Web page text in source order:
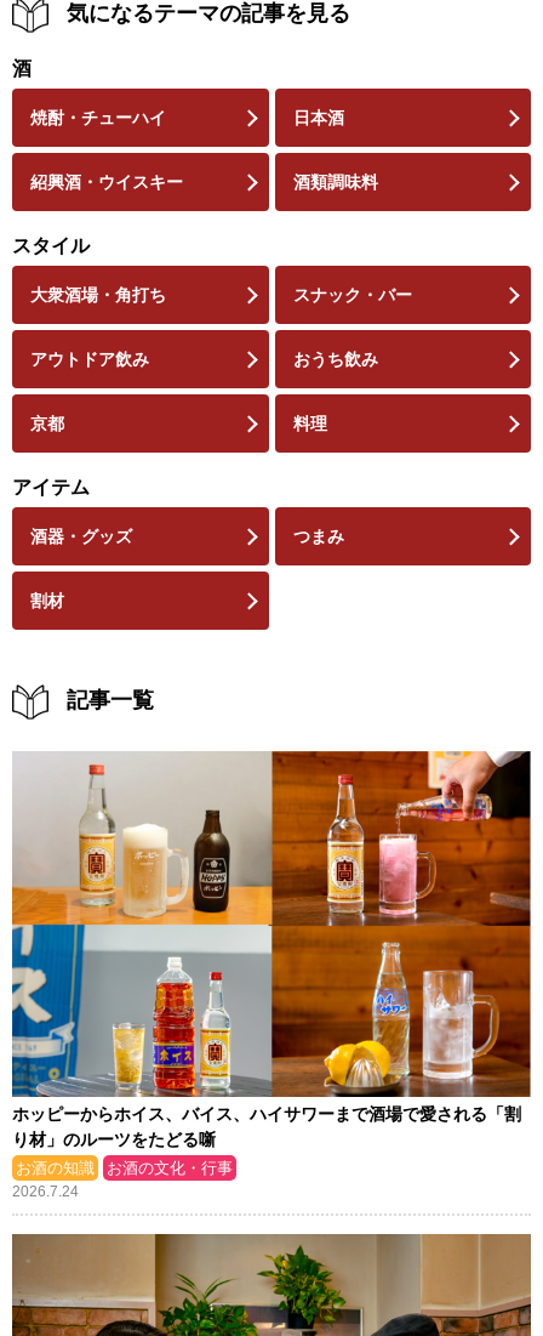
気になるテーマの記事を見る
酒
焼酎・チューハイ 日本酒
紹興酒・ウイスキー 酒類調味料
スタイル
大衆酒場・角打ち スナック・バー
アウトドア飲み おうち飲み
京都 料理
アイテム
酒器・グッズ つまみ
割材
記事一覧
ホッピーからホイス、バイス、ハイサワーまで酒場で愛される「割
り材」のルーツをたどる噺
お酒の知識 お酒の文化・行事
2026.7.24